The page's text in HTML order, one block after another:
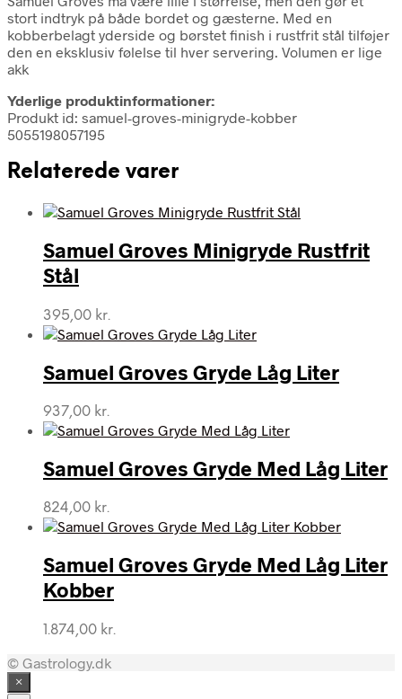
stort indtryk på både bordet og gæsterne. Med en
kobberbelagt yderside og børstet finish i rustfrit stål tilføjer
den en eksklusiv følelse til hver servering. Volumen er lige
akk
Yderlige produktinformationer:
Produkt id: samuel-groves-minigryde-kobber
5055198057195
Relaterede varer
Samuel Groves Minigryde Rustfrit
Stål
395,00 kr.
Samuel Groves Gryde Låg Liter
937,00 kr.
Samuel Groves Gryde Med Låg Liter
824,00 kr.
Samuel Groves Gryde Med Låg Liter
Kobber
1.874,00 kr.
© Gastrology.dk
×